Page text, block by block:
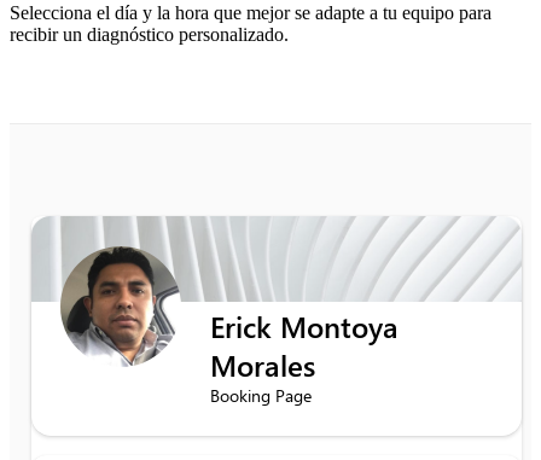
Selecciona el día y la hora que mejor se adapte a tu equipo para
recibir un diagnóstico personalizado.